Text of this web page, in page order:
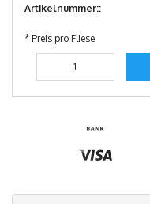
Artikelnummer::
* Preis pro Fliese